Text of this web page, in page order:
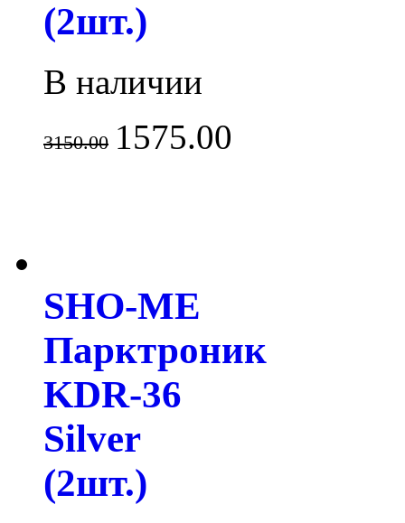
(2шт.)
В наличии
3150.00 1575.00
SHO-ME
Парктроник
KDR-36
Silver
(2шт.)